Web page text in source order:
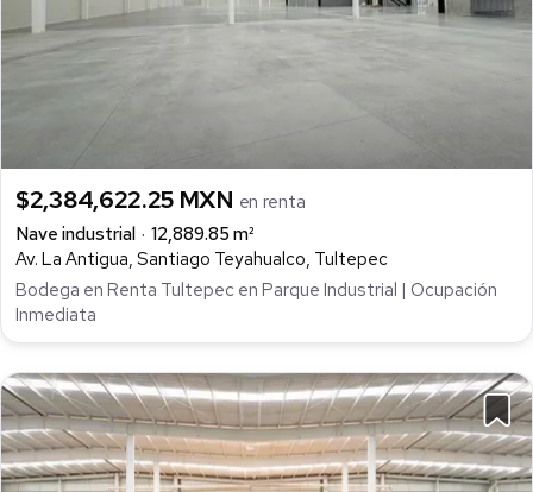
$2,384,622.25 MXN en renta
Nave industrial
12,889.85 m²
Av. La Antigua, Santiago Teyahualco, Tultepec
Bodega en Renta Tultepec en Parque Industrial | Ocupación
Inmediata